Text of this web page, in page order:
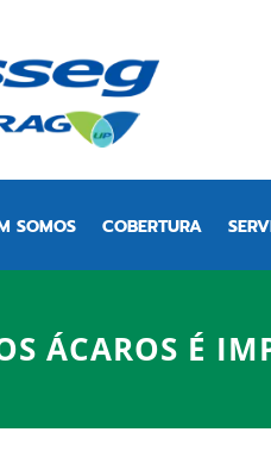
SOMOS COBERTURA
ÁCAROS É